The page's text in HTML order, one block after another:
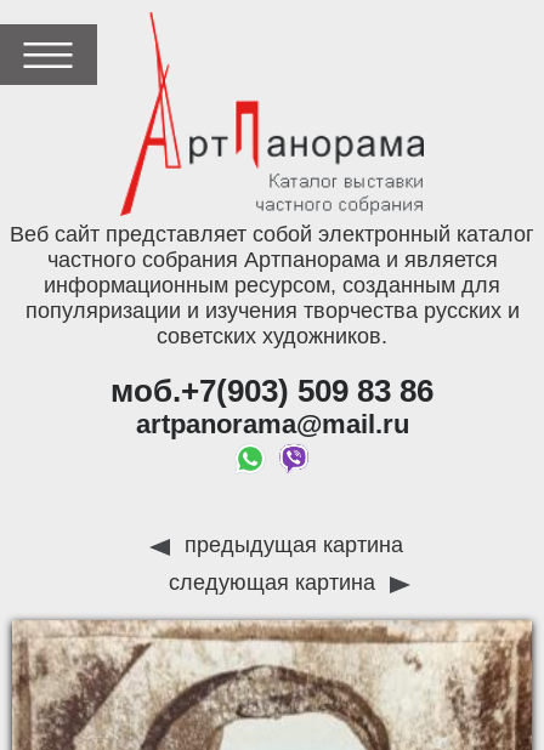
Веб сайт представляет собой электронный каталог
частного собрания Артпанорама и является
информационным ресурсом, созданным для
популяризации и изучения творчества русских и
советских художников.
моб.+7(903) 509 83 86
artpanorama@mail.ru
предыдущая картина
следующая картина